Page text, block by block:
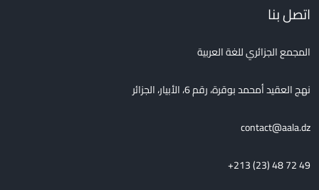
اتصل بنا
المجمع الجزائري للغة العربية
نهج العقيد أمحمد بوقرة، رقم 6، الأبيار، الجزائر
contact@aala.dz
+213 (23) 48 72 49